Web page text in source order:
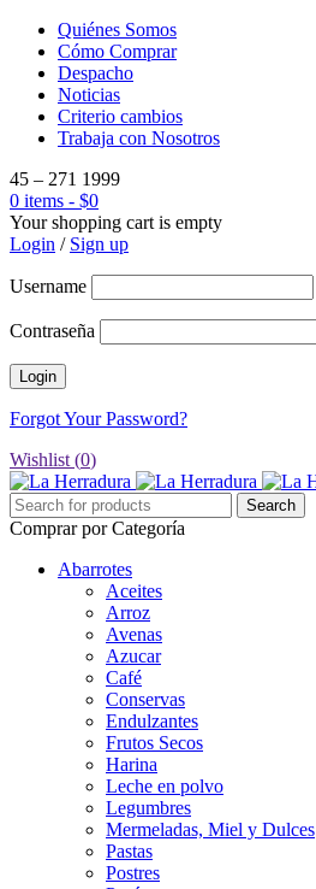
Quiénes Somos
Cómo Comprar
Despacho
Noticias
Criterio cambios
Trabaja con Nosotros
45 – 271 1999
0 items - $0
Your shopping cart is empty
Login / Sign up
Username
Contraseña
Forgot Your Password?
Wishlist (0)
Comprar por Categoría
Abarrotes
Aceites
Arroz
Avenas
Azucar
Café
Conservas
Endulzantes
Frutos Secos
Harina
Leche en polvo
Legumbres
Mermeladas, Miel y Dulces
Pastas
Postres